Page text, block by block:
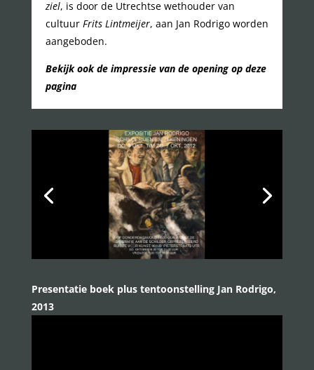
ziel, is door de Utrechtse wethouder van
cultuur Frits Lintmeijer, aan Jan Rodrigo worden
aangeboden.
Bekijk ook de impressie van de opening op deze
pagina
Presentatie boek plus tentoonstelling Jan Rodrigo,
2013